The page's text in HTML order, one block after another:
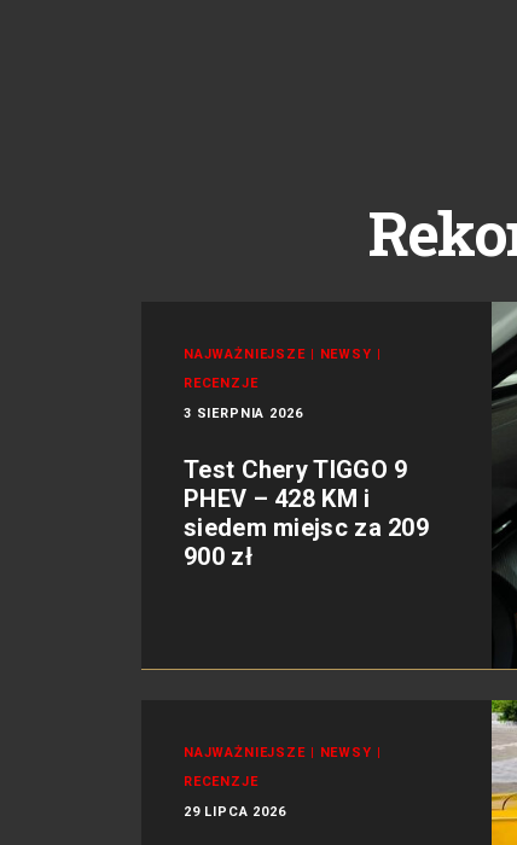
NAJWAŻNIEJSZE | NEWSY |
RECENZJE
3 SIERPNIA 2026
Test Chery TIGGO 9
PHEV – 428 KM i
siedem miejsc za 209
900 zł
NAJWAŻNIEJSZE | NEWSY |
RECENZJE
29 LIPCA 2026